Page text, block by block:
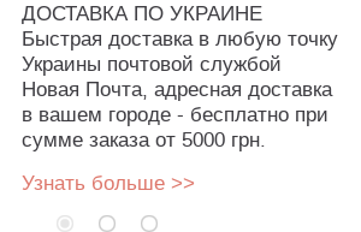
ДОСТАВКА ПО УКРАИНЕ
Быстрая доставка в любую точку
Украины почтовой службой
Новая Почта, адресная доставка
в вашем городе - бесплатно при
сумме заказа от 5000 грн.
Узнать больше >>